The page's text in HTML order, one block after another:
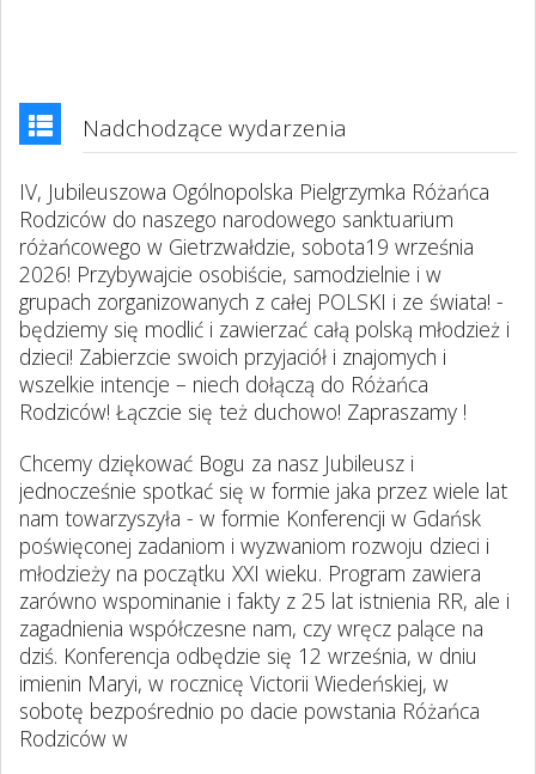
Nadchodzące wydarzenia
IV, Jubileuszowa Ogólnopolska Pielgrzymka Różańca
Rodziców do naszego narodowego sanktuarium
różańcowego w Gietrzwałdzie, sobota19 września
2026! Przybywajcie osobiście, samodzielnie i w
grupach zorganizowanych z całej POLSKI i ze świata! -
będziemy się modlić i zawierzać całą polską młodzież i
dzieci! Zabierzcie swoich przyjaciół i znajomych i
wszelkie intencje – niech dołączą do Różańca
Rodziców! Łączcie się też duchowo! Zapraszamy !
Chcemy dziękować Bogu za nasz Jubileusz i
jednocześnie spotkać się w formie jaka przez wiele lat
nam towarzyszyła - w formie Konferencji w Gdańsk
poświęconej zadaniom i wyzwaniom rozwoju dzieci i
młodzieży na początku XXI wieku. Program zawiera
zarówno wspominanie i fakty z 25 lat istnienia RR, ale i
zagadnienia współczesne nam, czy wręcz palące na
dziś. Konferencja odbędzie się 12 września, w dniu
imienin Maryi, w rocznicę Victorii Wiedeńskiej, w
sobotę bezpośrednio po dacie powstania Różańca
Rodziców w